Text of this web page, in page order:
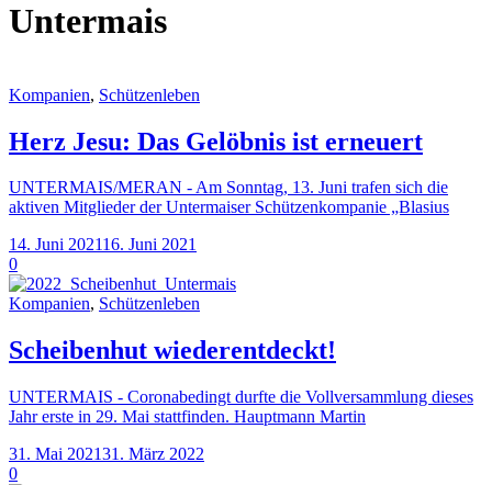
Untermais
Kompanien, Schützenleben
Herz Jesu: Das Gelöbnis ist erneuert
UNTERMAIS/MERAN - Am Sonntag, 13. Juni trafen sich die
aktiven Mitglieder der Untermaiser Schützenkompanie „Blasius
14. Juni 202116. Juni 2021
0
Kompanien, Schützenleben
Scheibenhut wiederentdeckt!
UNTERMAIS - Coronabedingt durfte die Vollversammlung dieses
Jahr erste in 29. Mai stattfinden. Hauptmann Martin
31. Mai 202131. März 2022
0